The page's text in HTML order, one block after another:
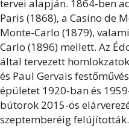
tervei alapján. 1864-ben
Paris (1868), a Casino de
Monte-Carlo (1879),
Carlo (1896) mellett. Az
által tervezett
és Paul Gervais
épületet 1920-ban és
bútorok 2015-ös
szeptemberéig felújították.